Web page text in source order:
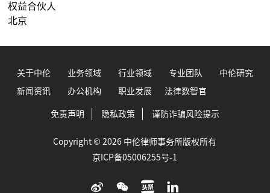
权益合伙人
北京
关于中伦 业务领域 行业领域 专业团队 中伦研究
新闻资讯 办公机构 职业发展 法律数智官
免责声明 隐私政策 谨防诈骗风险提示
Copyright © 2026 中伦律师事务所版权所有
京ICP备05006255号-1